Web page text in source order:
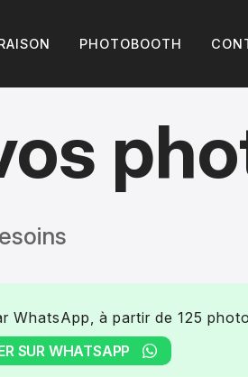
PHOTOBOOTH
WhatsApp, à partir de 125
SUR WHATSAPP